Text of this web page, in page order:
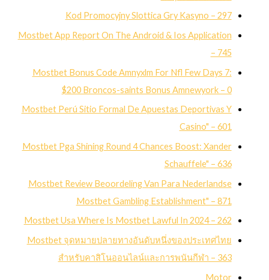
Kod Promocyjny Slottica Gry Kasyno – 297
Mostbet App Report On The Android & Ios Application
– 745
Mostbet Bonus Code Amnyxlm For Nfl Few Days 7:
$200 Broncos-saints Bonus Amnewyork – 0
Mostbet Perú Sitio Formal De Apuestas Deportivas Y
Casino" – 601
Mostbet Pga Shining Round 4 Chances Boost: Xander
Schauffele" – 636
Mostbet Review Beoordeling Van Para Nederlandse
Mostbet Gambling Establishment" – 871
Mostbet Usa Where Is Mostbet Lawful In 2024 – 262
Mostbet จุดหมายปลายทางอันดับหนึ่งของประเทศไทย
สำหรับคาสิโนออนไลน์และการพนันกีฬา – 363
Motor